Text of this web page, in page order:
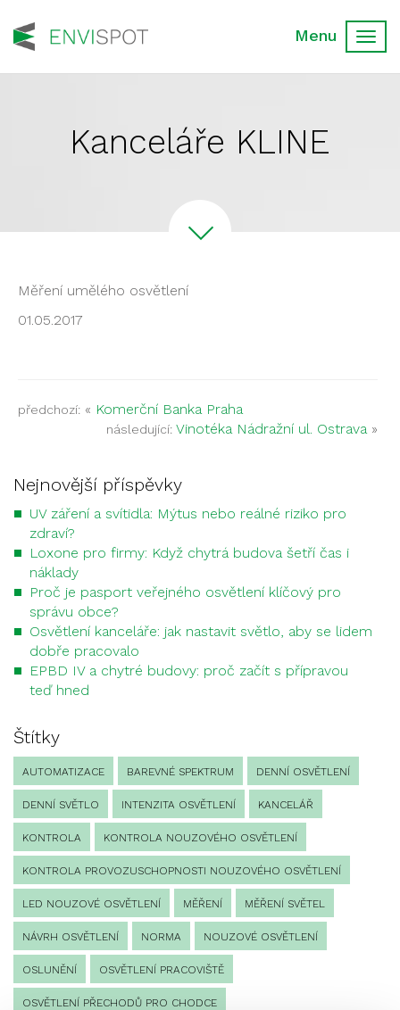
Kanceláře KLINE
Měření umělého osvětlení
01.05.2017
předchozí: « Komerční Banka Praha
následující: Vinotéka Nádražní ul. Ostrava»
Nejnovější příspěvky
UV záření a svítidla: Mýtus nebo reálné riziko pro
zdraví?
Loxone pro firmy: Když chytrá budova šetří čas i
náklady
Proč je pasport veřejného osvětlení klíčový pro
správu obce?
Osvětlení kanceláře: jak nastavit světlo, aby se lidem
dobře pracovalo
EPBD IV a chytré budovy: proč začít s přípravou
teď hned
Štítky
AUTOMATIZACE BAREVNÉ SPEKTRUM DENNÍ OSVĚTLENÍ
DENNÍ SVĚTLO INTENZITA OSVĚTLENÍ KANCELÁŘ
KONTROLA KONTROLA NOUZOVÉHO OSVĚTLENÍ
KONTROLA PROVOZUSCHOPNOSTI NOUZOVÉHO OSVĚTLENÍ
LED NOUZOVÉ OSVĚTLENÍ MĚŘENÍ MĚŘENÍ SVĚTEL
NÁVRH OSVĚTLENÍ NORMA NOUZOVÉ OSVĚTLENÍ
OSLUNĚNÍ OSVĚTLENÍ PRACOVIŠTĚ
OSVĚTLENÍ PŘECHODŮ PRO CHODCE